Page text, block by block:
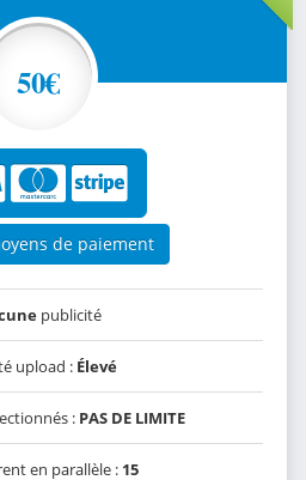
50€
de paiement
publicité
upload : Élevé
: PAS DE LIMITE
en parallèle : 15